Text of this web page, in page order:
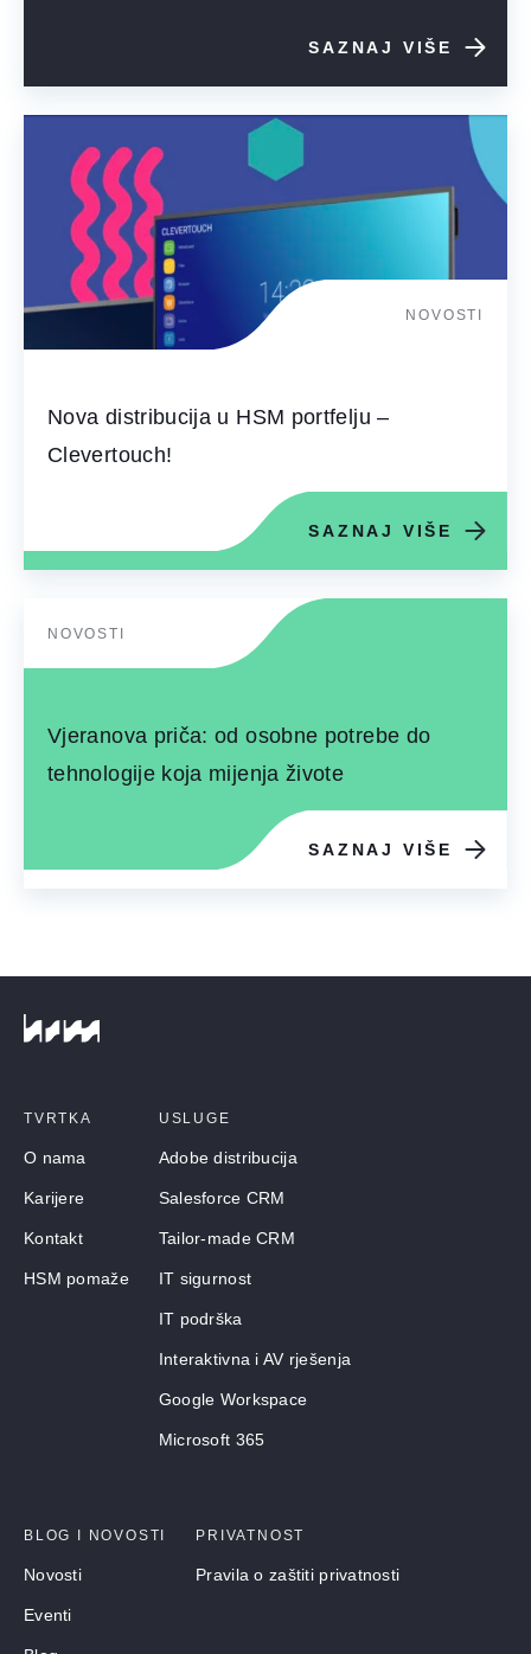
SAZNAJ VIŠE
NOVOSTI
Nova distribucija u HSM portfelju –
Clevertouch!
SAZNAJ VIŠE
NOVOSTI
Vjeranova priča: od osobne potrebe do
tehnologije koja mijenja živote
SAZNAJ VIŠE
TVRTKA
O nama
Karijere
Kontakt
HSM pomaže
USLUGE
Adobe distribucija
Salesforce CRM
Tailor-made CRM
IT sigurnost
IT podrška
Interaktivna i AV rješenja
Google Workspace
Microsoft 365
BLOG I NOVOSTI
Novosti
Eventi
PRIVATNOST
Pravila o zaštiti privatnosti